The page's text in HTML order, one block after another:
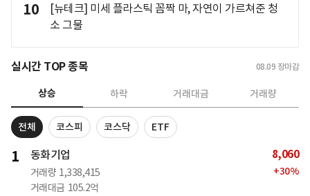
10
[뉴테크] 미세 플라스틱 꼼짝 마, 자연이 가르쳐준 청
소 그물
실시간 TOP 종목 08.09 장마감
상승 하락 거래대금 거래량
전체 코스피 코스닥 ETF
1 동화기업
거래량 1,338,415
거래대금 105.2억
8,060
+30%